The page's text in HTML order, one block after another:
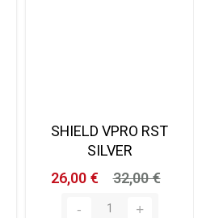
SHIELD VPRO RST
SILVER
26,00 €
32,00 €